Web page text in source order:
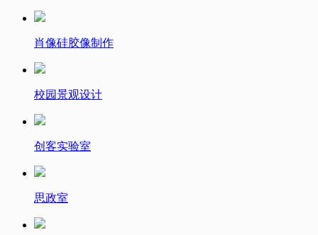
肖像硅胶像制作
校园景观设计
创客实验室
思政室